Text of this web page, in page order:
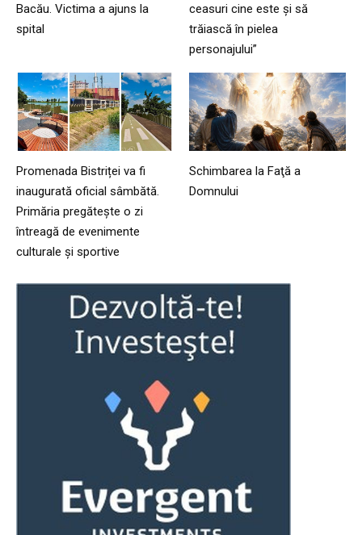
Bacău. Victima a ajuns la
spital
ceasuri cine este și să
trăiască în pielea
personajului”
Promenada Bistriței va fi
inaugurată oficial sâmbătă.
Primăria pregătește o zi
întreagă de evenimente
culturale și sportive
Schimbarea la Faţă a
Domnului